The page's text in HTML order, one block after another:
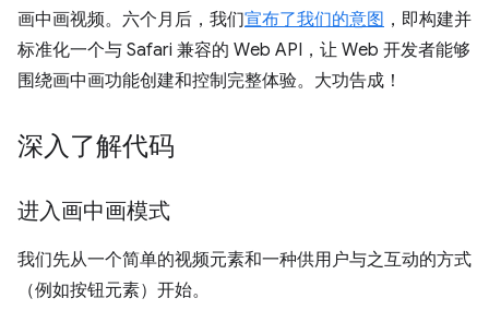
画中画视频。六个月后，我们宣布了我们的意图 ，即构建并
标准化一个与 Safari 兼容的 Web API，让 Web 开发者能够
围绕画中画功能创建和控制完整体验。大功告成！
深入了解代码
进入画中画模式
我们先从一个简单的视频元素和一种供用户与之互动的方式
（例如按钮元素）开始。